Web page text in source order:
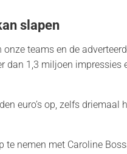
slapen
teams en de
dan 1,3 miljoen impressies
euro’s op, zelfs driemaal
te nemen met Caroline